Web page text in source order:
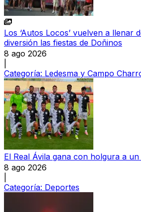
Los ‘Autos Locos’ vuelven a llenar
diversión las fiestas de Doñinos
8 ago 2026
Categoría: Ledesma y Campo
El Real Ávila gana con holgura a
8 ago 2026
Categoría: Deportes